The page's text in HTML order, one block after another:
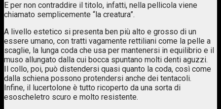
E per non contraddire il titolo, infatti, nella pellicola viene
chiamato semplicemente “la creatura”.
A livello estetico si presenta ben più alto e grosso di un
essere umano, con tratti vagamente rettiliani come la pelle a
scaglie, la lunga coda che usa per mantenersi in equilibrio e il
muso allungato dalla cui bocca spuntano molti denti aguzzi.
Il collo, poi, può distendersi quasi quanto la coda, così come
dalla schiena possono protendersi anche dei tentacoli.
Infine, il lucertolone è tutto ricoperto da una sorta di
esoscheletro scuro e molto resistente.